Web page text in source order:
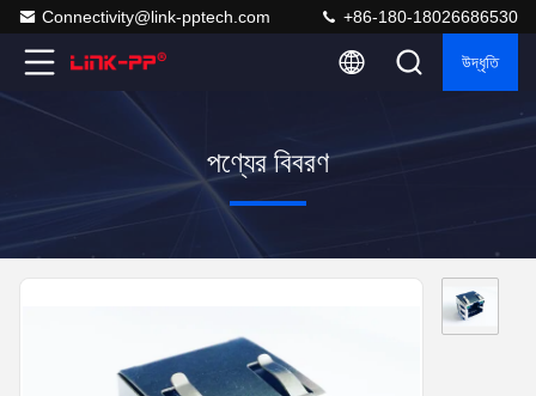
Connectivity@link-pptech.com +86-180-18026686530
উদ্ধৃতি
পণ্যের বিবরণ